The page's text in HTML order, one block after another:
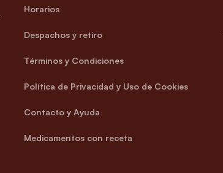
Horarios
Despachos y retiro
Términos y Condiciones
Política de Privacidad y Uso de Cookies
Contacto y Ayuda
Medicamentos con receta